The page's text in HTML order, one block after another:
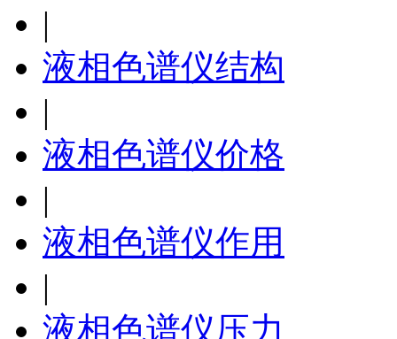
|
液相色谱仪结构
|
液相色谱仪价格
|
液相色谱仪作用
|
液相色谱仪压力